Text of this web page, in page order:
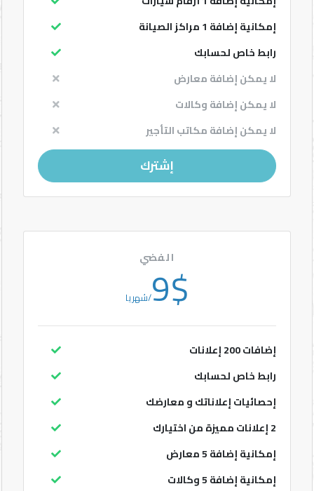
الوكالات
المعارض
تأجير
الصيانة
الماركات
منتدى
الأراء
المدونة
إمكانية إضافة 1 مراكز الصيانة
رابط خاص لحسابك
لا يمكن إضافة معارض
لا يمكن إضافة وكالات
لا يمكن إضافة مكاتب التأجير
إشترك
الفضي
9$/شهريا
إضافات 200 إعلانات
رابط خاص لحسابك
إحصائيات إعلاناتك و معارضك
2 إعلانات مميزة من اختيارك
إمكانية إضافة 5 معارض
إمكانية إضافة 5 وكالات